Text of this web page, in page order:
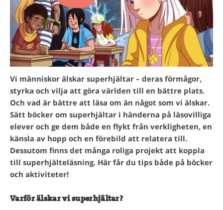
Vi människor älskar superhjältar – deras förmågor,
styrka och vilja att göra världen till en bättre plats.
Och vad är bättre att läsa om än något som vi älskar.
Sätt böcker om superhjältar i händerna på läsovilliga
elever och ge dem både en flykt från verkligheten, en
känsla av hopp och en förebild att relatera till.
Dessutom finns det många roliga projekt att koppla
till superhjälteläsning. Här får du tips både på böcker
och aktiviteter!
Varför älskar vi superhjältar?